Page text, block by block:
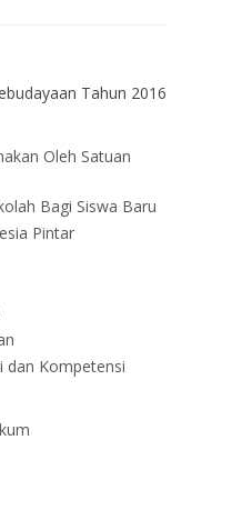
Tahun 2016
Oleh Satuan
Bagi Siswa Baru
Pintar
dan Kompetensi